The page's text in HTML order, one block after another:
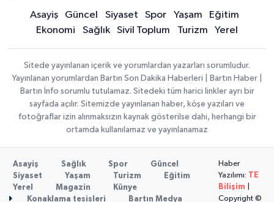
Asayiş Güncel Siyaset Spor Yaşam
Eğitim
Ekonomi
Sağlık Sivil Toplum Turizm Yerel
Sitede yayınlanan içerik ve yorumlardan yazarları sorumludur.
Yayınlanan yorumlardan Bartın Son Dakika Haberleri | Bartın Haber |
Bartın İnfo sorumlu tutulamaz. Sitedeki tüm harici linkler ayrı bir
sayfada açılır. Sitemizde yayınlanan haber, köşe yazıları ve
fotoğraflar izin alınmaksızın kaynak gösterilse dahi, herhangi bir
ortamda kullanılamaz ve yayınlanamaz
Asayiş Sağlık Spor
Güncel
Siyaset
Yaşam Turizm
Eğitim
Yerel
Magazin
Künye
Konaklama tesisleri
Bartın Medya
Haber
Yazılımı: TE
Bilişim
Copyright ©